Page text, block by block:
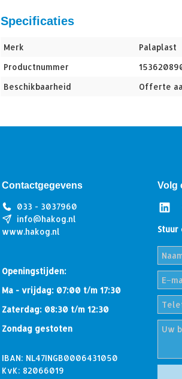
Specificaties
Merk
Palaplast
Productnummer
Beschikbaarheid
Offerte
Contactgegevens
033 - 3037960
info@hakog.nl
www.hakog.nl
Openingstijden:
Ma - vrijdag: 07:00 t/m 17:30
Zaterdag: 08:30 t/m 12:30
Zondag gestoten
IBAN: NL47INGB0006431050
KvK: 82066019
Volg
Stuur